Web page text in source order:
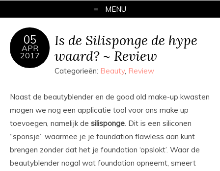
MENU
05
APR
2017
Is de Silisponge de hype
waard? ~ Review
Categorieën: Beauty, Review
Naast de beautyblender en de good old make-up kwasten
mogen we nog een applicatie tool voor ons make up
toevoegen, namelijk de silisponge. Dit is een siliconen
“sponsje” waarmee je je foundation flawless aan kunt
brengen zonder dat het je foundation ‘opslokt’. Waar de
beautyblender nogal wat foundation opneemt, smeert